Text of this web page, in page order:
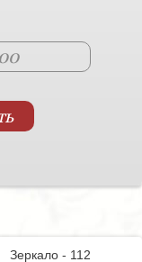
Зеркало - 112